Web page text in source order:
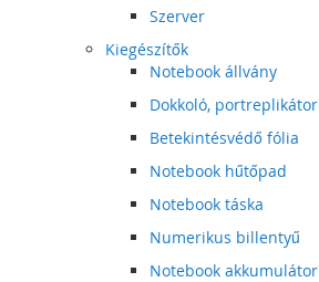
Szerver
Kiegészítők
Notebook állvány
Dokkoló, portreplikátor
Betekintésvédő fólia
Notebook hűtőpad
Notebook táska
Numerikus billentyű
Notebook akkumulátor